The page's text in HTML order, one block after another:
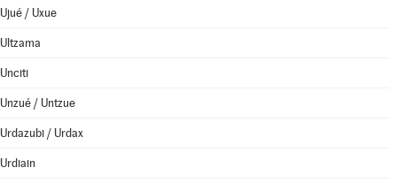
Ujué / Uxue
Ultzama
Unciti
Unzué / Untzue
Urdazubi / Urdax
Urdiain